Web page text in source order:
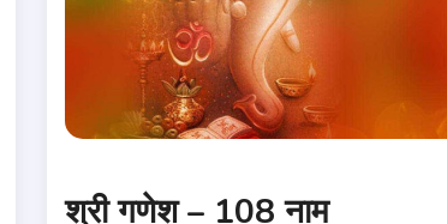
श्री गणेश – 108 नाम